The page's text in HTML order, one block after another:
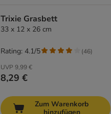
Trixie Grasbett
33 x 12 x 26 cm
UVP 9,99 €
8,29 €
Rating: 4.1/5 (46)
Zum Warenkorb